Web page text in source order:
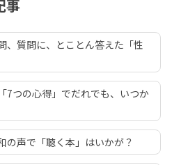
事
、質問に、とことん答えた「性
7つの心得」でだれでも、いつか
の声で「聴く本」はいかが？